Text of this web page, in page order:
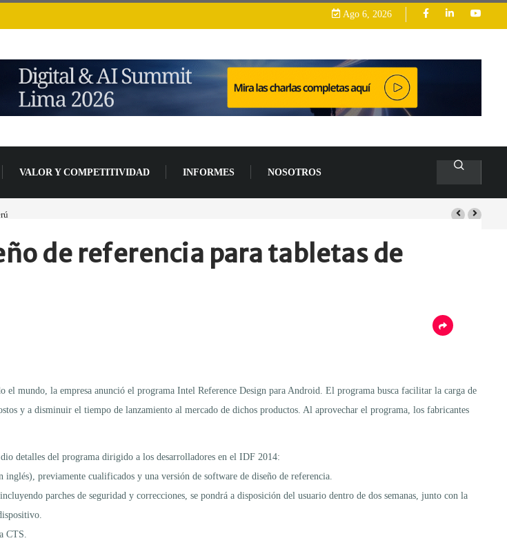
Ago 6, 2026
VALOR Y COMPETITIVIDAD INFORMES NOSOTROS
de referencia para tabletas de
mundo, la empresa anunció el programa Intel Reference Design para Android. El programa busca facilitar la carga de
y a disminuir el tiempo de lanzamiento al mercado de dichos productos. Al aprovechar el programa, los fabricantes
detalles del programa dirigido a los desarrolladores en el IDF 2014:
previamente cualificados y una versión de software de diseño de referencia.
parches de seguridad y correcciones, se pondrá a disposición del usuario dentro de dos semanas, junto con la
CTS.